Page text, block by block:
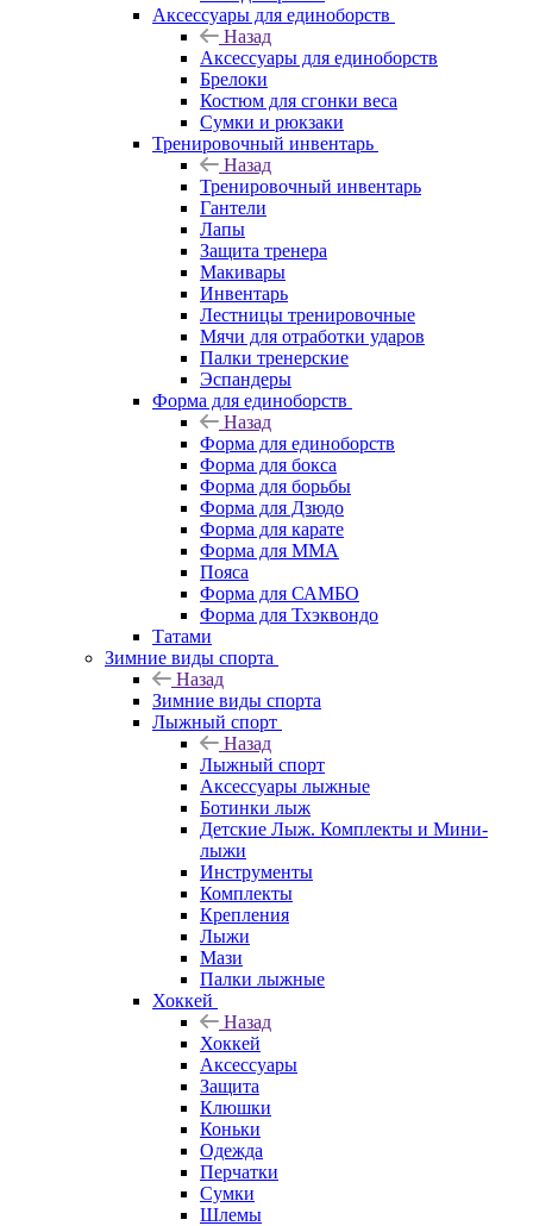
Аксессуары для единоборств
Назад
Аксессуары для единоборств
Брелоки
Костюм для сгонки веса
Сумки и рюкзаки
Тренировочный инвентарь
Назад
Тренировочный инвентарь
Гантели
Лапы
Защита тренера
Макивары
Инвентарь
Лестницы тренировочные
Мячи для отработки ударов
Палки тренерские
Эспандеры
Форма для единоборств
Назад
Форма для единоборств
Форма для бокса
Форма для борьбы
Форма для Дзюдо
Форма для карате
Форма для MMA
Пояса
Форма для САМБО
Форма для Тхэквондо
Татами
Зимние виды спорта
Назад
Зимние виды спорта
Лыжный спорт
Назад
Лыжный спорт
Аксессуары лыжные
Ботинки лыж
Детские Лыж. Комплекты и Мини-
лыжи
Инструменты
Комплекты
Крепления
Лыжи
Мази
Палки лыжные
Хоккей
Назад
Хоккей
Аксессуары
Защита
Клюшки
Коньки
Одежда
Перчатки
Сумки
Шлемы